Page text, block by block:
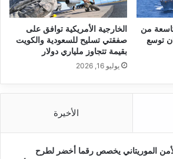
من
توسع
الخارجية الأمريكية توافق على
صفقتي تسليح للسعودية والكويت
بقيمة تتجاوز ملياري دولار
يوليو 16, 2026
الأخيرة
الموريتاني يخصص رقما أخضر لطرح